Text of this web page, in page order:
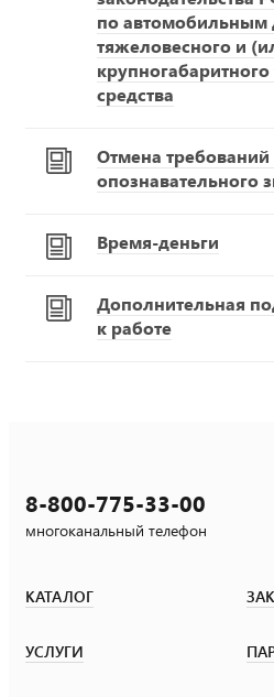
по автомобильным
тяжеловесного и
средства
Отмена требований
опознавательного
Время-деньги
Дополнительная
к работе
8-800-775-33-00
многоканальный телефон
КАТАЛОГ
УСЛУГИ